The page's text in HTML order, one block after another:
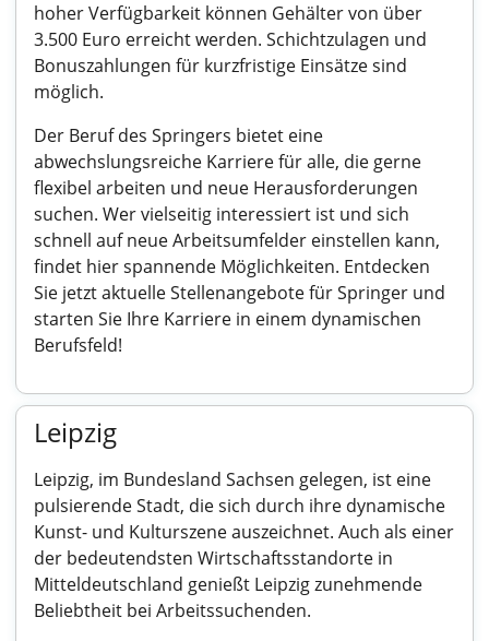
hoher Verfügbarkeit können Gehälter von über
3.500 Euro erreicht werden. Schichtzulagen und
Bonuszahlungen für kurzfristige Einsätze sind
möglich.
Der Beruf des Springers bietet eine
abwechslungsreiche Karriere für alle, die gerne
flexibel arbeiten und neue Herausforderungen
suchen. Wer vielseitig interessiert ist und sich
schnell auf neue Arbeitsumfelder einstellen kann,
findet hier spannende Möglichkeiten. Entdecken
Sie jetzt aktuelle Stellenangebote für Springer und
starten Sie Ihre Karriere in einem dynamischen
Berufsfeld!
Leipzig
Leipzig, im Bundesland Sachsen gelegen, ist eine
pulsierende Stadt, die sich durch ihre dynamische
Kunst- und Kulturszene auszeichnet. Auch als einer
der bedeutendsten Wirtschaftsstandorte in
Mitteldeutschland genießt Leipzig zunehmende
Beliebtheit bei Arbeitssuchenden.